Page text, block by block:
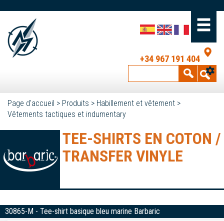
+34 967 191 404
Page d'accueil > Produits > Habillement et vêtement >
Vêtements tactiques et indumentary
TEE-SHIRTS EN COTON /
TRANSFER VINYLE
30865-M - Tee-shirt basique bleu marine Barbaric